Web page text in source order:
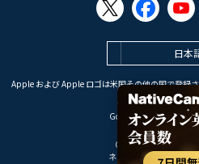
日本
Apple および Apple ロゴは米国その他の国で登録
Apple Inc. のサービス
Google Play は Google
Copyright © 2026 オ
ネイティブキャンプ All